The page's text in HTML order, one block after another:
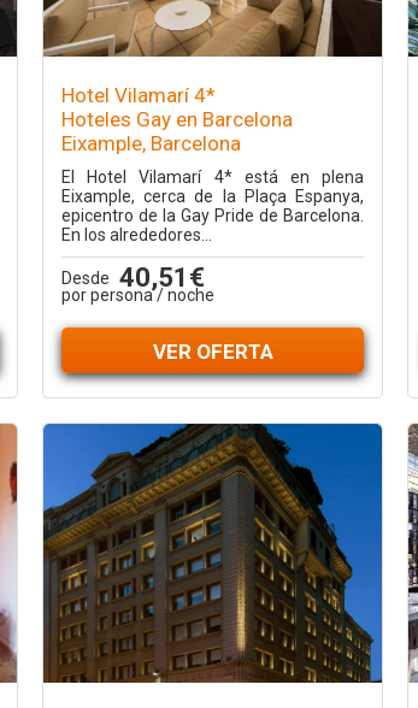
Hotel Vilamarí 4*
Hoteles Gay en Barcelona
Eixample, Barcelona
El Hotel Vilamarí 4* está en plena
Eixample, cerca de la Plaça Espanya,
epicentro de la Gay Pride de Barcelona.
En los alrededores...
Desde 40,51€
por persona / noche
VER OFERTA